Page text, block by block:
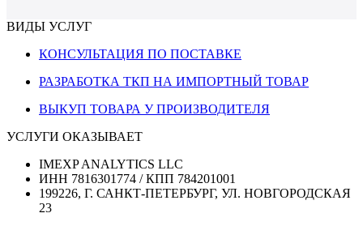
ВИДЫ УСЛУГ
КОНСУЛЬТАЦИЯ ПО ПОСТАВКЕ
РАЗРАБОТКА ТКП НА ИМПОРТНЫЙ ТОВАР
ВЫКУП ТОВАРА У ПРОИЗВОДИТЕЛЯ
УСЛУГИ ОКАЗЫВАЕТ
IMEXP ANALYTICS LLC
ИНН 7816301774 / КПП 784201001
199226, Г. САНКТ-ПЕТЕРБУРГ, УЛ. НОВГОРОДСКАЯ
23